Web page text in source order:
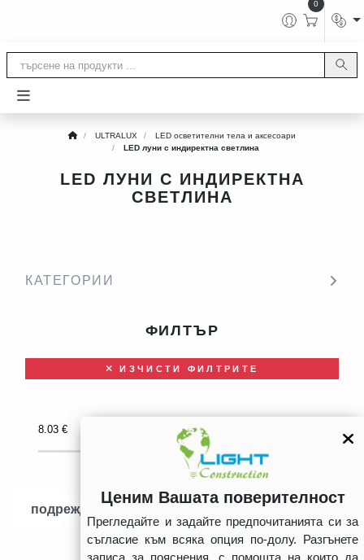
0
ULTRALUX
LED осветителни тела и аксесоари
LED луни с индиректна светлина
LED ЛУНИ С ИНДИРЕКТНА
СВЕТЛИНА
КАТЕГОРИИ
ФИЛТЪР
ИЗЧИСТИ ФИЛТРИТЕ
8.03 €
подреждане
Ценим Вашата поверителност
Прегледайте и задайте предпочитанията си за
съгласие към всяка опция по-долу. Разгънете